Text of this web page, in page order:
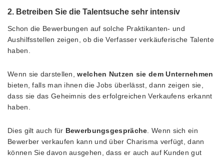
2. Betreiben Sie die Talentsuche sehr intensiv
Schon die Bewerbungen auf solche Praktikanten- und
Aushilfsstellen zeigen, ob die Verfasser verkäuferische Talente
haben.
Wenn sie darstellen,welchen Nutzen sie dem Unternehmen
bieten, falls man ihnen die Jobs überlässt, dann zeigen sie,
dass sie das Geheimnis des erfolgreichen Verkaufens erkannt
haben.
Dies gilt auch für Bewerbungsgespräche . Wenn sich ein
Bewerber verkaufen kann und über Charisma verfügt, dann
können Sie davon ausgehen, dass er auch auf Kunden gut